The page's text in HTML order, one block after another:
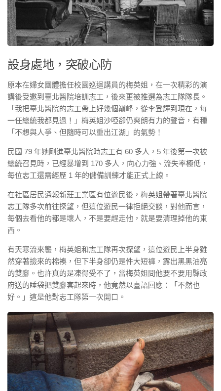
設身處地，突破心防
原本在婦女團體擔任校園巡迴講員的梅英姐，在一次精彩的演
講後受邀到臺北醫院培訓志工，後來更被推選為志工隊隊長。
「我把臺北醫院的志工帶上好幾個巔峰，從李登輝到現在，每
一任總統我都見過！」梅英姐沙啞卻仍爽朗有力的聲音，有種
「不想與人爭、但隨時可以重出江湖」的氣勢！
民國 79 年她剛進臺北醫院時志工有 60 多人，5 年後第一次被
總統召見時，已經暴增到 170 多人，向心力強、流失率極低，
每位志工還需經歷 1 年的儲備訓練才能正式上線。
在社區居民通報新莊工業區有位遊民後，梅英姐帶著臺北醫院
志工隊多次前往探望，但這位遊民一律拒絕交談，對他而言，
每個去看他的都是壞人，不是要趕走他，就是要清理掉他的東
西。
有天寒流來襲，梅英姐和志工隊再次探望，這位遊民上半身雖
然穿著撿來的棉襖，但下半身卻仍是件大短褲，露出黑黑油亮
的雙腳。也許真的是凍得受不了，當梅英姐問他要不要用縣政
府送的睡袋把雙腳套起來時，他竟然以臺語回應：「不然也
好。」這是他對志工隊第一次開口。